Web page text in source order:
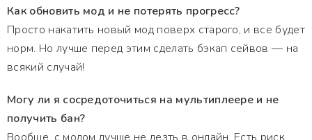
Как обновить мод и не потерять прогресс?
Просто накатить новый мод поверх старого, и все будет
норм. Но лучше перед этим сделать бэкап сейвов — на
всякий случай!
Могу ли я сосредоточиться на мультиплеере и не
получить бан?